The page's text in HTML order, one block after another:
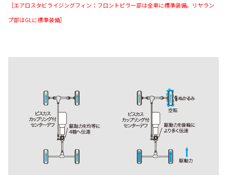
［エアロスタビライジングフィン：フロントピラー部は全車に標準装備。リヤラン
プ部はGLに標準装備］